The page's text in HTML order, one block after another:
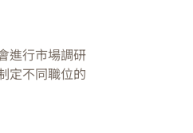
進行市場調研
定不同職位的